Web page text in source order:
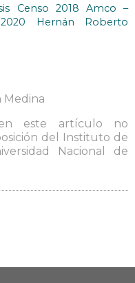
Censo 2018 Amco –
Hernán Roberto
Medina
en este artículo no
del Instituto de
Nacional de